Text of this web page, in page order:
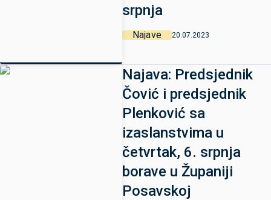
srpnja
Najave 20.07.2023
Najava: Predsjednik
Čović i predsjednik
Plenković sa
izaslanstvima u
četvrtak, 6. srpnja
borave u Županiji
Posavskoj